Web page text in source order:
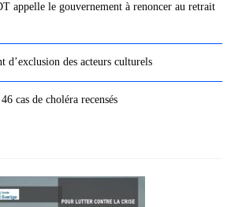
appelle le gouvernement à renoncer au retrait
d’exclusion des acteurs culturels
cas de choléra recensés